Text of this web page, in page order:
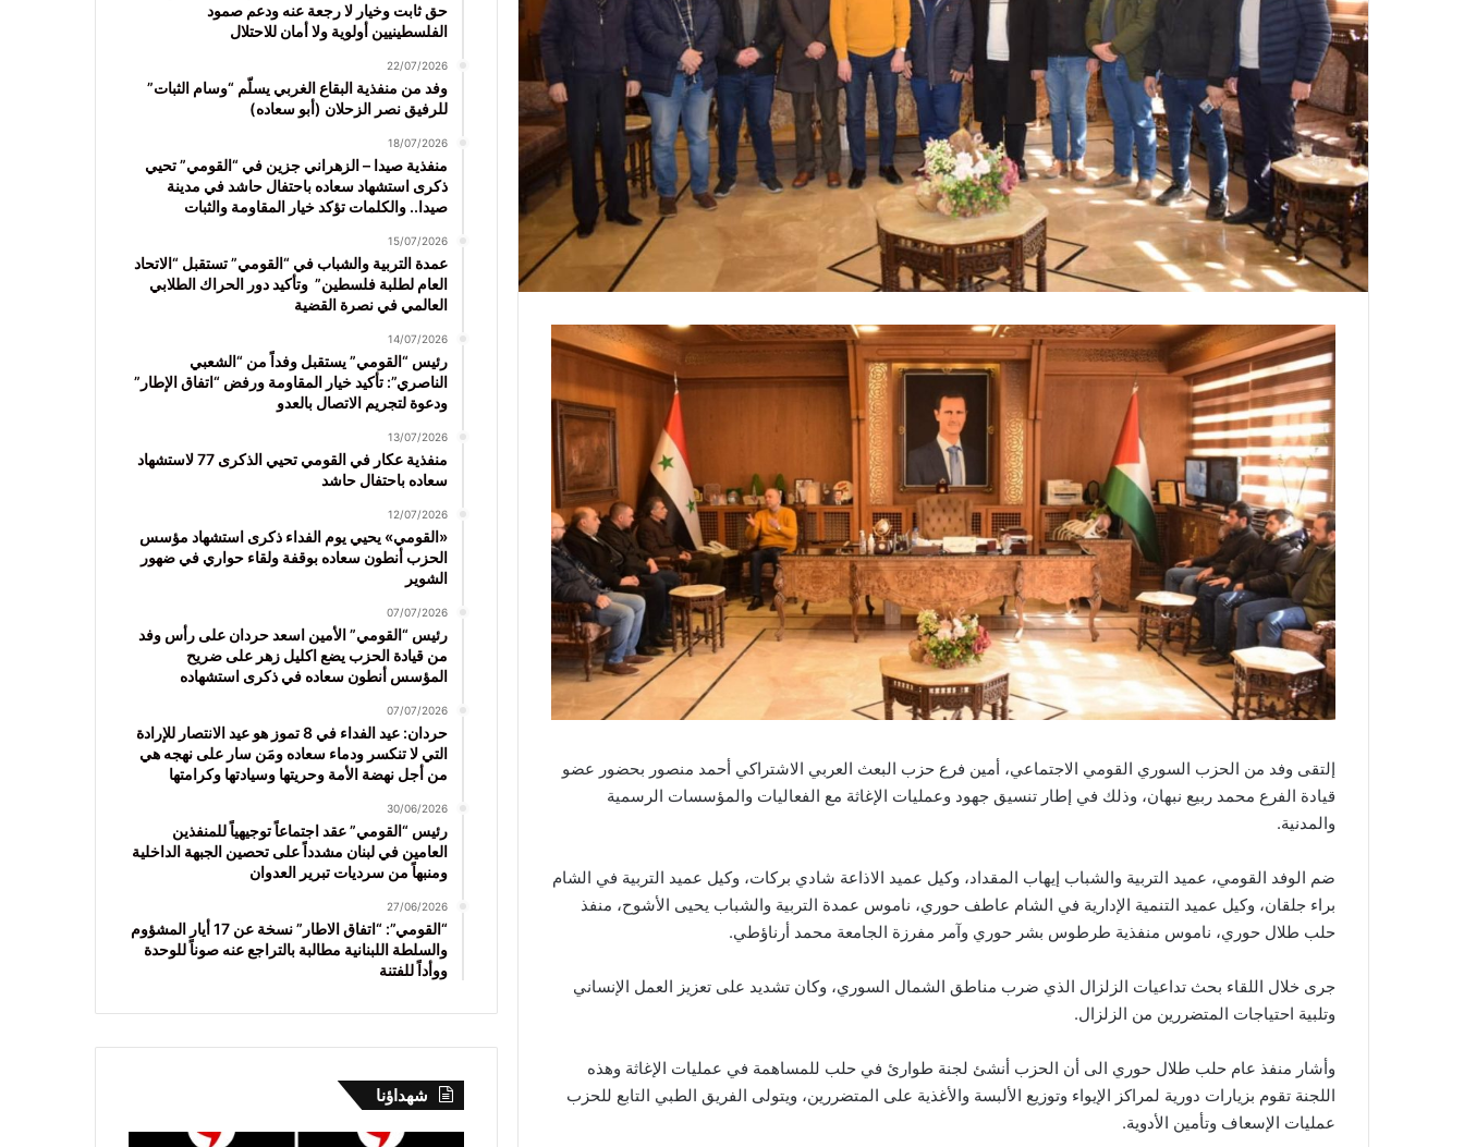
إلتقى وفد من الحزب السوري القومي الاجتماعي، أمين فرع حزب البعث العربي الاشتراكي أحمد منصور بحضور عضو
قيادة الفرع محمد ربيع نبهان، وذلك في إطار تنسيق جهود وعمليات الإغاثة مع الفعاليات والمؤسسات الرسمية
والمدنية.
ضم الوفد القومي، عميد التربية والشباب إيهاب المقداد، وكيل عميد الاذاعة شادي بركات، وكيل عميد التربية في الشام
براء جلقان، وكيل عميد التنمية الإدارية في الشام عاطف حوري، ناموس عمدة التربية والشباب يحيى الأشوح، منفذ
حلب طلال حوري، ناموس منفذية طرطوس بشر حوري وآمر مفرزة الجامعة محمد أرناؤطي.
جرى خلال اللقاء بحث تداعيات الزلزال الذي ضرب مناطق الشمال السوري، وكان تشديد على تعزيز العمل الإنساني
وتلبية احتياجات المتضررين من الزلزال.
وأشار منفذ عام حلب طلال حوري الى أن الحزب أنشئ لجنة طوارئ في حلب للمساهمة في عمليات الإغاثة وهذه
اللجنة تقوم بزيارات دورية لمراكز الإيواء وتوزيع الألبسة والأغذية على المتضررين، ويتولى الفريق الطبي التابع للحزب
عمليات الإسعاف وتأمين الأدوية.
حق ثابت وخيار لا رجعة عنه ودعم صمود
الفلسطينيين أولوية ولا أمان للاحتلال
22/07/2026
وفد من منفذية البقاع الغربي يسلّم “وسام الثبات”
للرفيق نصر الزحلان (أبو سعاده)
18/07/2026
منفذية صيدا – الزهراني جزين في “القومي” تحيي
ذكرى استشهاد سعاده باحتفال حاشد في مدينة
صيدا.. والكلمات تؤكد خيار المقاومة والثبات
15/07/2026
عمدة التربية والشباب في “القومي” تستقبل “الاتحاد
العام لطلبة فلسطين” وتأكيد دور الحراك الطلابي
العالمي في نصرة القضية
14/07/2026
رئيس “القومي” يستقبل وفداً من “الشعبي
الناصري”: تأكيد خيار المقاومة ورفض “اتفاق الإطار”
ودعوة لتجريم الاتصال بالعدو
13/07/2026
منفذية عكار في القومي تحيي الذكرى 77 لاستشهاد
سعاده باحتفال حاشد
12/07/2026
«القومي» يحيي يوم الفداء ذكرى استشهاد مؤسس
الحزب أنطون سعاده بوقفة ولقاء حواري في ضهور
الشوير
07/07/2026
رئيس “القومي” الأمين اسعد حردان على رأس وفد
من قيادة الحزب يضع اكليل زهر على ضريح
المؤسس أنطون سعاده في ذكرى استشهاده
07/07/2026
حردان: عيد الفداء في 8 تموز هو عيد الانتصار للإرادة
التي لا تنكسر ودماء سعاده ومَن سار على نهجه هي
من أجل نهضة الأمة وحريتها وسيادتها وكرامتها
30/06/2026
رئيس “القومي” عقد اجتماعاً توجيهياً للمنفذين
العامين في لبنان مشدداً على تحصين الجبهة الداخلية
ومنبهاً من سرديات تبرير العدوان
27/06/2026
“القومي”: “اتفاق الاطار” نسخة عن 17 أيار المشؤوم
والسلطة اللبنانية مطالبة بالتراجع عنه صوناً للوحدة
ووأداً للفتنة
شهداؤنا